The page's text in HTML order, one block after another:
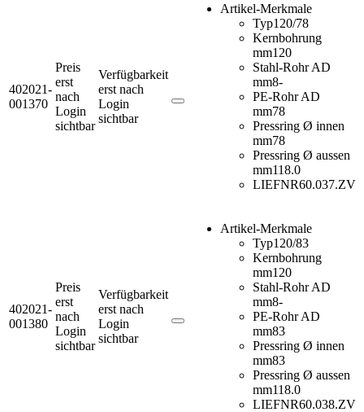
402021-
001370
Preis
erst
nach
Login
sichtbar
Verfügbarkeit
erst nach
Login
sichtbar
Artikel-Merkmale
Typ120/78
Kernbohrung
mm120
Stahl-Rohr AD
mm8-
PE-Rohr AD
mm78
Pressring Ø innen
mm78
Pressring Ø aussen
mm118.0
LIEFNR60.037.ZV
402021-
001380
Preis
erst
nach
Login
sichtbar
Verfügbarkeit
erst nach
Login
sichtbar
Artikel-Merkmale
Typ120/83
Kernbohrung
mm120
Stahl-Rohr AD
mm8-
PE-Rohr AD
mm83
Pressring Ø innen
mm83
Pressring Ø aussen
mm118.0
LIEFNR60.038.ZV